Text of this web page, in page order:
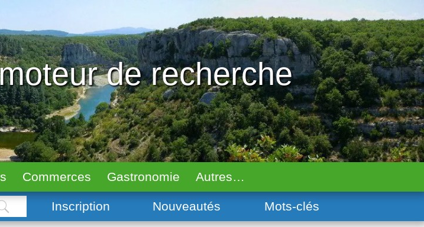
de recherche
Commerces Gastronomie Autres…
Inscription Nouveautés Mots-clés